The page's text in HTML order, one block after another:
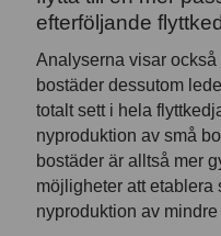
efterföljande
Analyserna visar
bostäder dessutom
totalt sett i hela
nyproduktion av små
bostäder är alltså mer
möjligheter att etablera
nyproduktion av mindre